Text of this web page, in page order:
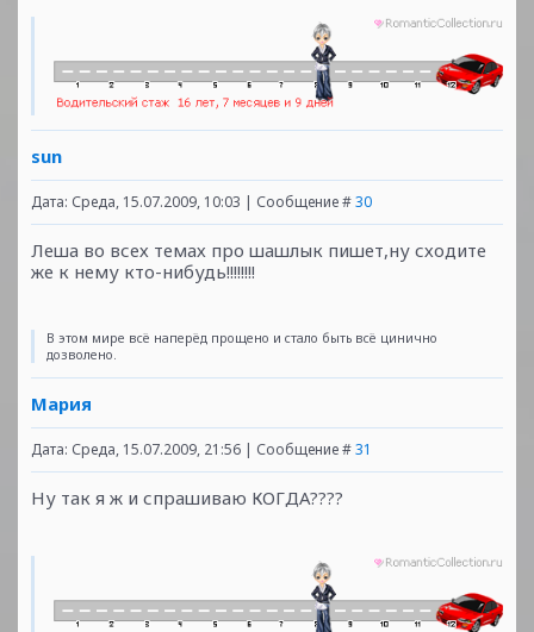
sun
Дата: Среда, 15.07.2009, 10:03 | Сообщение #30
Леша во всех темах про шашлык пишет,ну сходите
же к нему кто-нибудь!!!!!!!!
В этом мире всё наперёд прощено и стало быть всё цинично
дозволено.
Мария
Дата: Среда, 15.07.2009, 21:56 | Сообщение #31
Ну так я ж и спрашиваю КОГДА????